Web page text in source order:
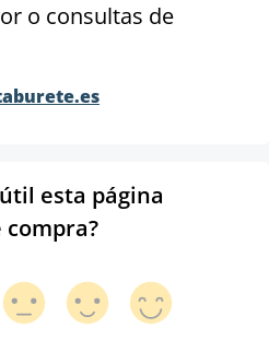
o consultas de
esta página
compra?